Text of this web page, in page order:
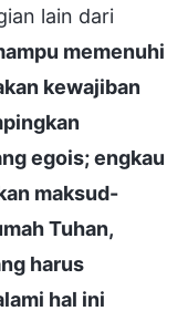
lain dari
memenuhi
kewajiban
egois; engkau
maksud-
Tuhan,
harus
hal ini